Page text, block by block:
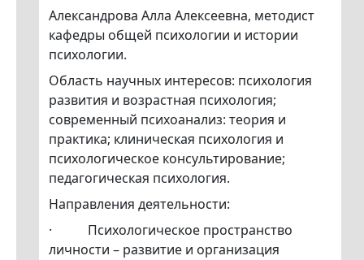
Александрова Алла Алексеевна, методист
кафедры общей психологии и истории
психологии.
Область научных интересов: психология
развития и возрастная психология;
современный психоанализ: теория и
практика; клиническая психология и
психологическое консультирование;
педагогическая психология.
Направления деятельности:
· Психологическое пространство
личности – развитие и организация